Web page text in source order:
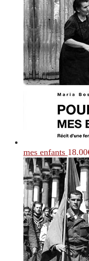
mes enfants 18.00